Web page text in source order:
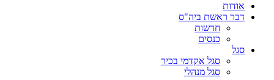
אודות
דבר ראשת ביה"ס
חדשות
כנסים
סגל
סגל אקדמי בכיר
סגל מנהלי